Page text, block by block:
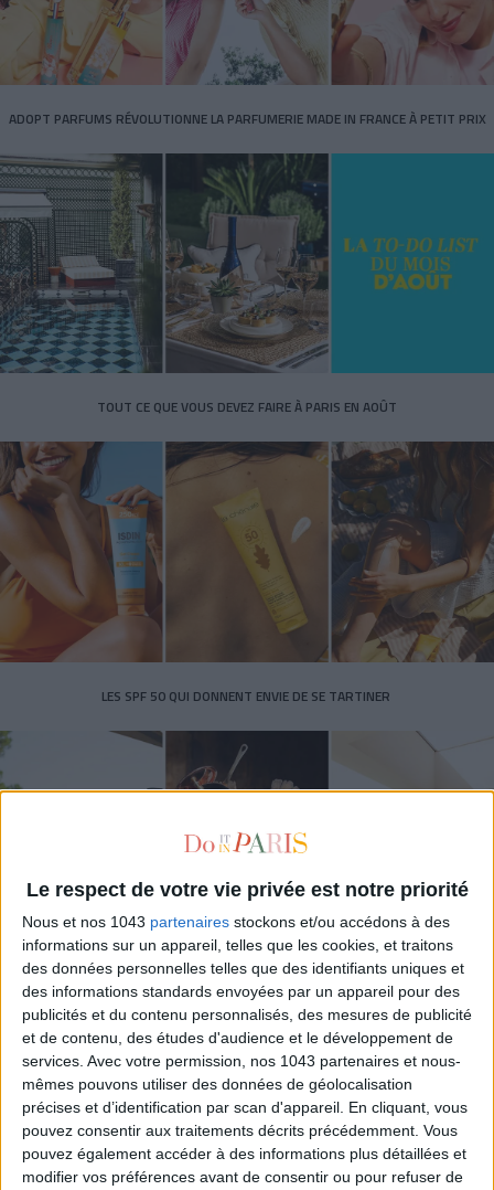
Le respect de votre vie privée est notre priorité
Nous et nos 1043 partenaires stockons et/ou accédons à des
informations sur un appareil, telles que les cookies, et traitons
des données personnelles telles que des identifiants uniques et
des informations standards envoyées par un appareil pour des
publicités et du contenu personnalisés, des mesures de publicité
et de contenu, des études d'audience et le développement de
services. Avec votre permission, nos 1043 partenaires et nous-
mêmes pouvons utiliser des données de géolocalisation
précises et d’identification par scan d'appareil. En cliquant, vous
pouvez consentir aux traitements décrits précédemment. Vous
pouvez également accéder à des informations plus détaillées et
modifier vos préférences avant de consentir ou pour refuser de
ADOPT PARFUMS RÉVOLUTIONNE LA PARFUMERIE MADE IN FRANCE À PETIT PRIX
TOUT CE QUE VOUS DEVEZ FAIRE À PARIS EN AOÛT
LES SPF 50 QUI DONNENT ENVIE DE SE TARTINER
LES MEILLEURS HÔTELS POUR UN WEEK-END SPA ET GASTRONOMIE